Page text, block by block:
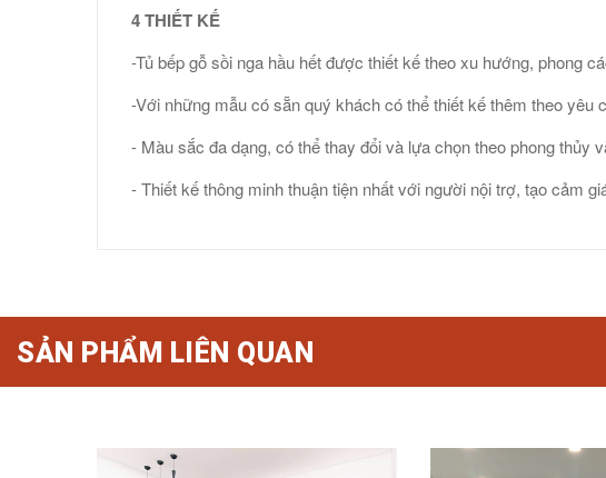
4 THIẾT KẾ
-Tủ bếp gỗ sồi nga hầu hết được thiết kế theo xu hướng, phong
-Với những mẫu có sẵn quý khách có thể thiết kế thêm theo yêu
- Màu sắc đa dạng, có thể thay đổi và lựa chọn theo phong thủy
- Thiết kế thông minh thuận tiện nhất với người nội trợ, tạo cảm
SẢN PHẨM LIÊN QUAN